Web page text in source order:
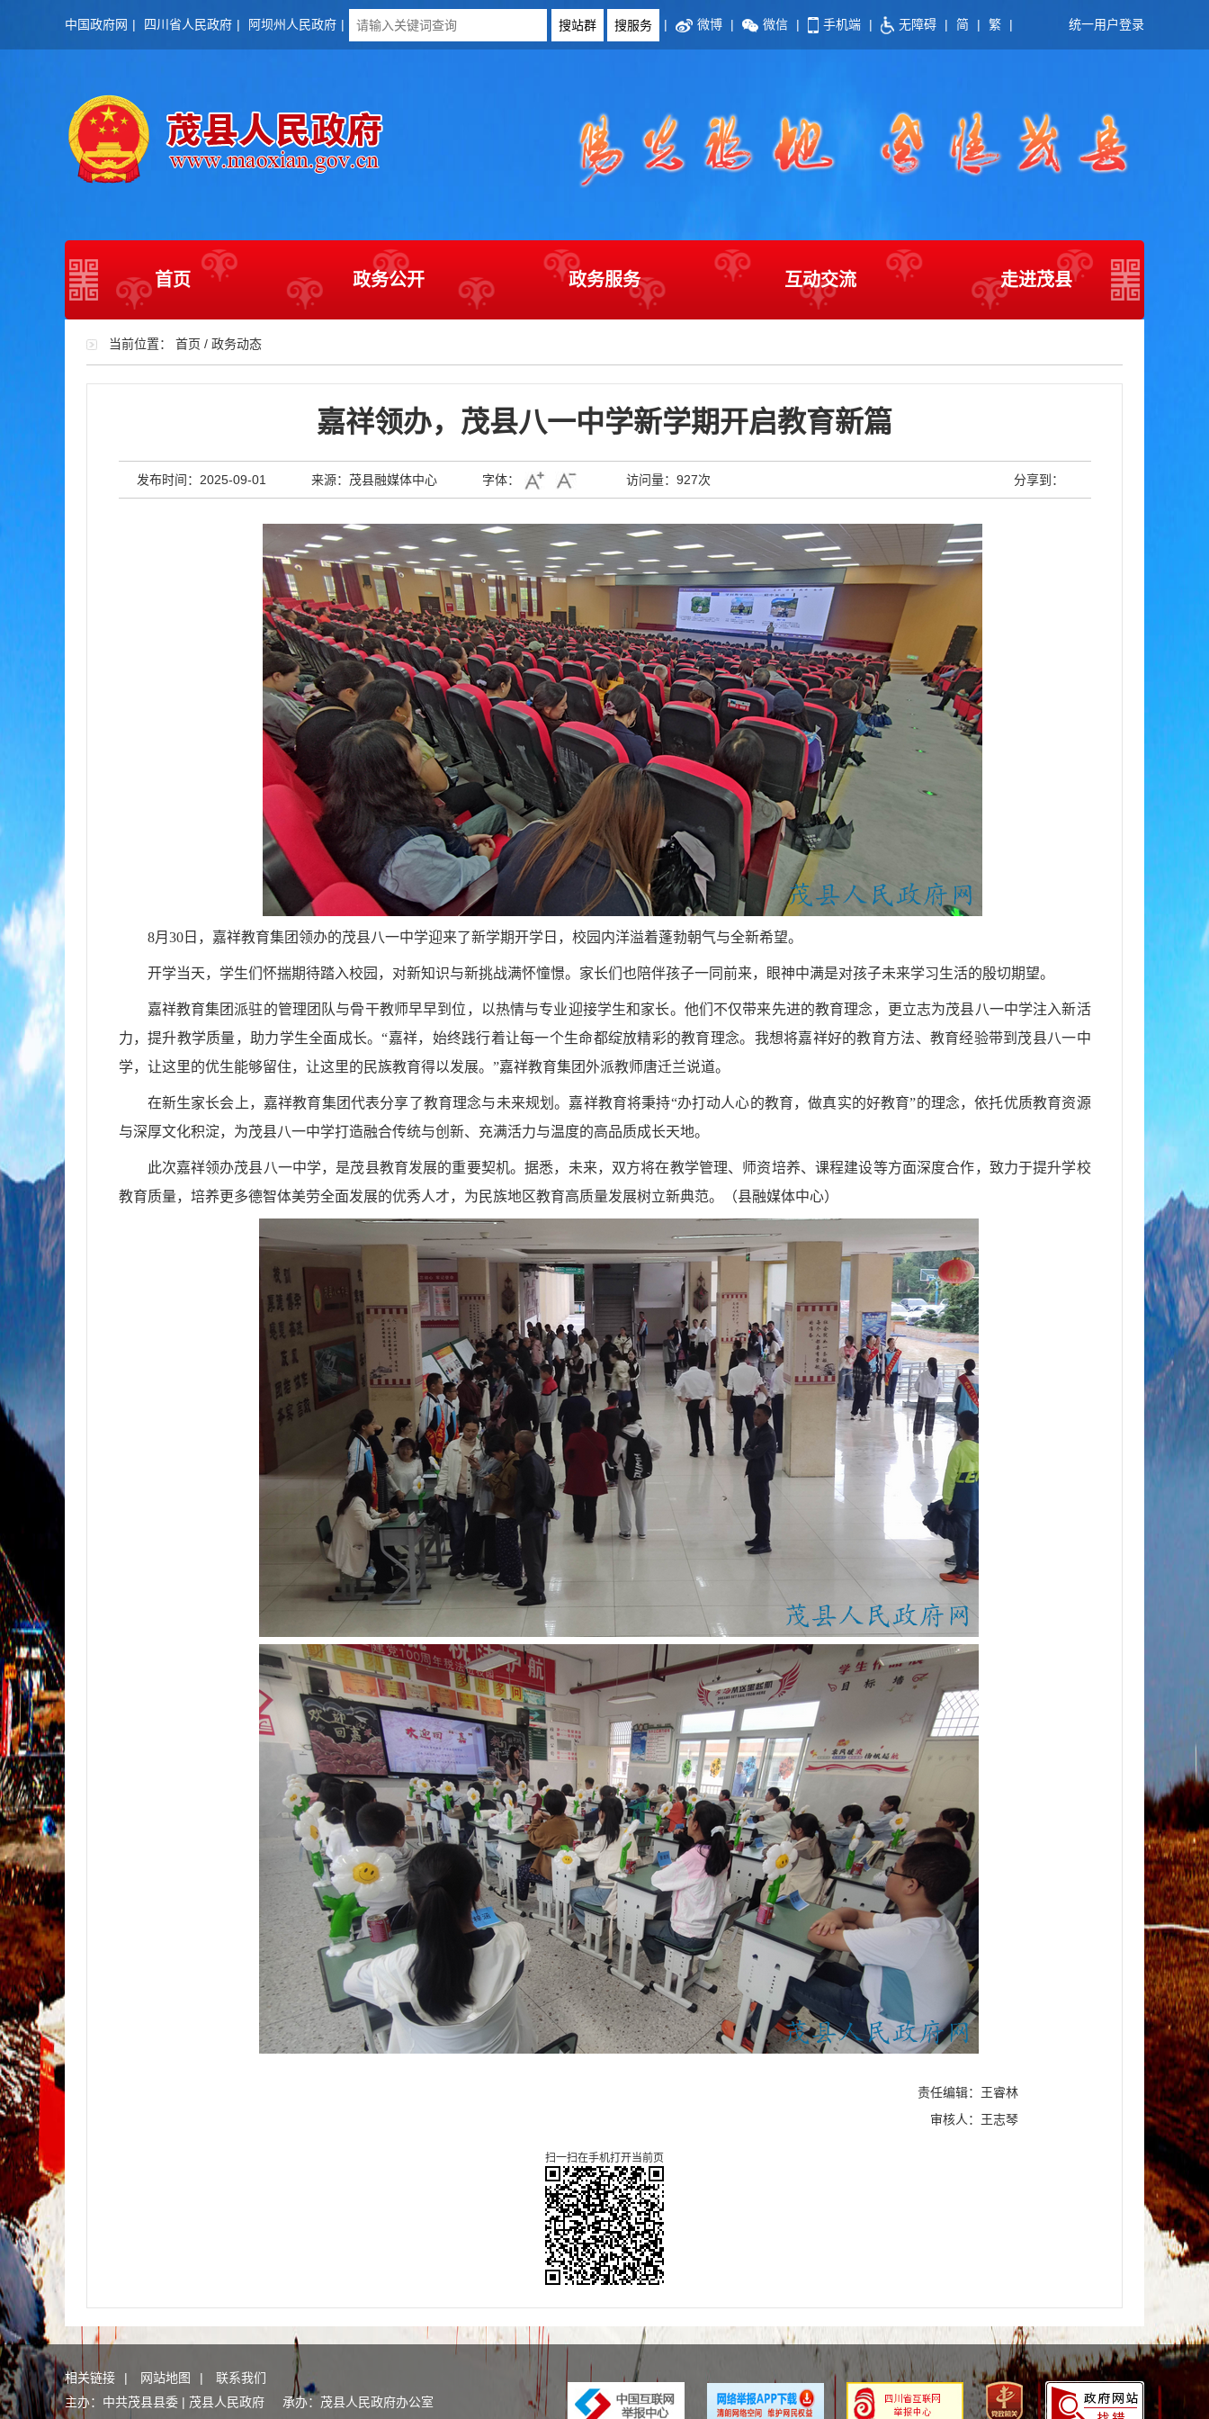
中国政府网 | 四川省人民政府 | 阿坝州人民政府 | | 微博 | 微信 | 手机端 | 无障碍 | 简 | 繁 | 统一用户登录
首页 政务公开 政务服务 互动交流 走进茂县
当前位置： 首页 / 政务动态
嘉祥领办，茂县八一中学新学期开启教育新篇
发布时间：2025-09-01 来源：茂县融媒体中心 字体： 访问量： 927次 分享到：
8月 30日，嘉祥教育集团领办的茂县八一中学迎来了新学期开学日，校园内洋溢着蓬勃朝气与全新希望。
开学当天，学生们怀揣期待踏入校园，对新知识与新挑战满怀憧憬。家长们也陪伴孩子一同前来，眼神中满是对孩子未来学习生活的殷切期望。
嘉祥教育集团派驻的管理团队与骨干教师早早到位，以热情与专业迎接学生和家长。他们不仅带来先进的教育理念，更立志为茂县八一中学注入新活
力，提升教学质量，助力学生全面成长。“嘉祥，始终践行着让每一个生命都绽放精彩的教育理念。我想将嘉祥好的教育方法、教育经验带到茂县八一中
学，让这里的优生能够留住，让这里的民族教育得以发展。 ”嘉祥教育集团外派教师唐迁兰说道。
在新生家长会上，嘉祥教育集团代表分享了教育理念与未来规划。嘉祥教育将秉持“办打动人心的教育，做真实的好教育”的理念，依托优质教育资源
与深厚文化积淀，为茂县八一中学打造融合传统与创新、充满活力与温度的高品质成长天地。
此次嘉祥领办茂县八一中学，是茂县教育发展的重要契机。据悉，未来，双方将在教学管理、师资培养、课程建设等方面深度合作，致力于提升学校
教育质量，培养更多德智体美劳全面发展的优秀人才，为民族地区教育高质量发展树立新典范。
（县融媒体中心）
责任编辑：王睿林
审核人：王志琴
扫一扫在手机打开当前页
相关链接 | 网站地图 |
联系我们
主办：中共茂县县委 | 茂县人民政府 承办：茂县人民政府办公室